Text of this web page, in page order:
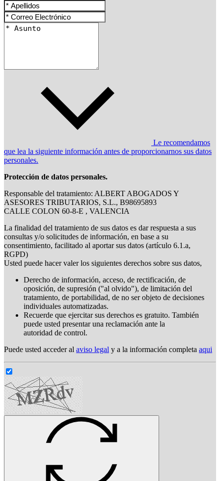
Le recomendamos
que lea la siguiente información antes de proporcionarnos sus datos
personales.
Protección de datos personales.
Responsable del tratamiento: ALBERT ABOGADOS Y
ASESORES TRIBUTARIOS, S.L., B98695893
CALLE COLON 60-8-E , VALENCIA
La finalidad del tratamiento de sus datos es dar respuesta a sus
consultas y/o solicitudes de información, en base a su
consentimiento, facilitado al aportar sus datos (artículo 6.1.a,
RGPD)
Usted puede hacer valer los siguientes derechos sobre sus datos,
Derecho de información, acceso, de rectificación, de
oposición, de supresión ("al olvido"), de limitación del
tratamiento, de portabilidad, de no ser objeto de decisiones
individuales automatizadas.
Recuerde que ejercitar sus derechos es gratuito. También
puede usted presentar una reclamación ante la
autoridad de control.
Puede usted acceder al aviso legal y a la información completa aqui